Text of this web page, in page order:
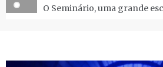
O Seminário, uma grande